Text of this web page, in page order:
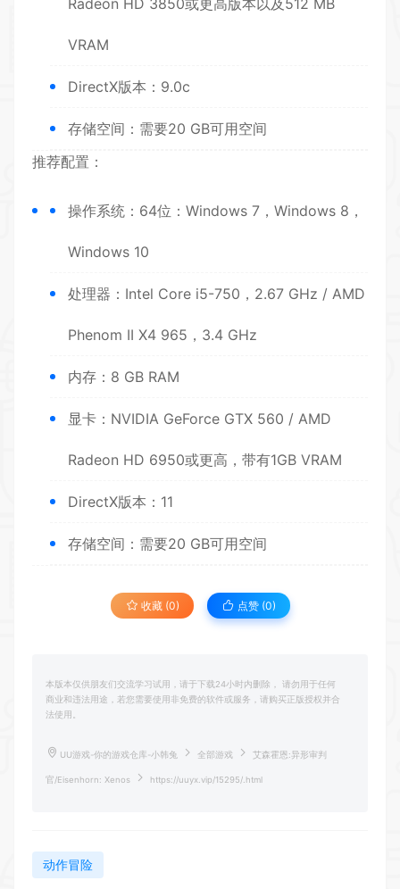
VRAM
DirectX版本：9.0c
存储空间：需要20 GB可用空间
推荐配置：
操作系统：64位：Windows 7，Windows 8，
Windows 10
处理器：Intel Core i5-750，2.67 GHz / AMD
Phenom II X4 965，3.4 GHz
内存：8 GB RAM
显卡：NVIDIA GeForce GTX 560 / AMD
Radeon HD 6950或更高，带有1GB VRAM
DirectX版本：11
存储空间：需要20 GB可用空间
收藏 (0) 点赞 (0)
本版本仅供朋友们交流学习试用，请于下载24小时内删除， 请勿用于任何
商业和违法用途，若您需要使用非免费的软件或服务，请购买正版授权并合
法使用。
UU游戏-你的游戏仓库-小韩兔 全部游戏 艾森霍恩:异形审判
官/Eisenhorn: Xenos https://uuyx.vip/15295/.html
动作冒险